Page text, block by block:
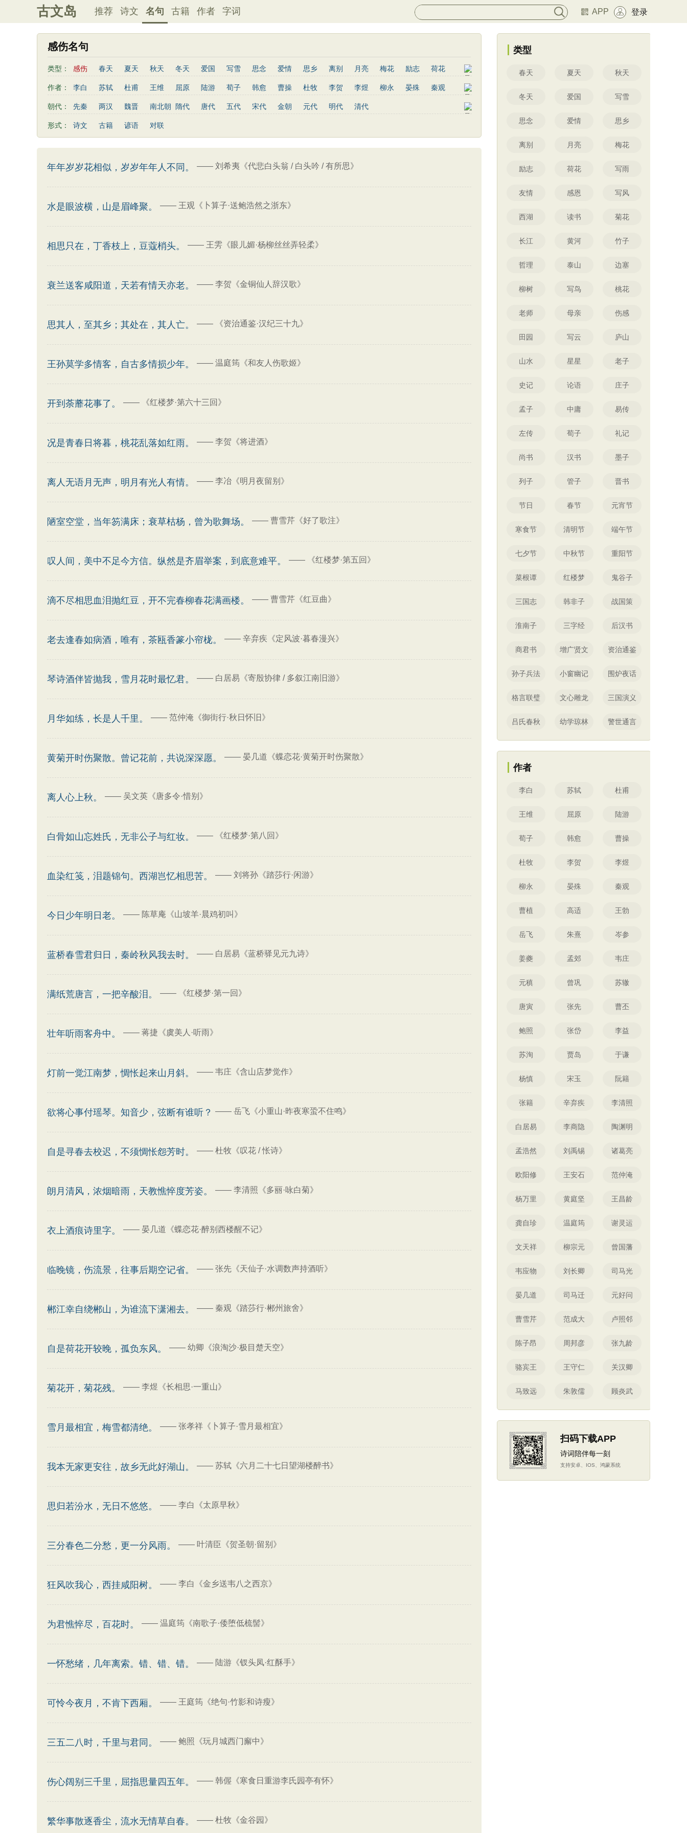
古文岛 推荐 诗文 名句 古籍 作者 字词 APP 登录
感伤名句
类型： 感伤 春天 夏天 秋天 冬天 爱国 写雪 思念 爱情 思乡 离别 月亮 梅花 励志
荷花
写雨
友情 感恩 写风 西湖 读书 菊花 长江 黄河 竹子 哲理 泰山 边塞 柳树
写鸟
清明节
端午节 七夕节
警世通言
作者： 李白 苏轼 杜甫 王维 屈原 陆游 荀子 韩愈 曹操 杜牧 李贺 李煜 柳永 晏殊
秦观
曹植
高适 王勃 岳飞 朱熹 岑参 姜夔 孟郊 韦庄 元稹 曾巩 苏辙
谢灵运
文天祥 柳宗元 曾国藩 韦应物 刘长卿 司马光 晏几道 司马迁 元好问 曹雪芹
范成大
卢照邻
陈子昂 周邦彦 张九龄 骆宾王 王守仁 关汉卿 马致远 朱敦儒
朝代： 先秦 两汉 魏晋 南北朝 隋代 唐代 五代 宋代 金朝 元代 明代 清代
形式： 诗文 古籍 谚语 对联
年年岁岁花相似，岁岁年年人不同。 —— 刘希夷《代悲白头翁 / 白头吟 / 有所思》
水是眼波横，山是眉峰聚。 —— 王观《卜算子·送鲍浩然之浙东》
相思只在，丁香枝上，豆蔻梢头。 —— 王雱《眼儿媚·杨柳丝丝弄轻柔》
衰兰送客咸阳道，天若有情天亦老。 —— 李贺《金铜仙人辞汉歌》
思其人，至其乡；其处在，其人亡。 —— 《资治通鉴·汉纪三十九》
王孙莫学多情客，自古多情损少年。 —— 温庭筠《和友人伤歌姬》
开到荼蘼花事了。 —— 《红楼梦·第六十三回》
况是青春日将暮，桃花乱落如红雨。 —— 李贺《将进酒》
离人无语月无声，明月有光人有情。 —— 李冶《明月夜留别》
陋室空堂，当年笏满床；衰草枯杨，曾为歌舞场。 —— 曹雪芹《好了歌注》
叹人间，美中不足今方信。纵然是齐眉举案，到底意难平。 —— 《红楼梦·第五回》
滴不尽相思血泪抛红豆，开不完春柳春花满画楼。 —— 曹雪芹《红豆曲》
老去逢春如病酒，唯有，茶瓯香篆小帘栊。 —— 辛弃疾《定风波·暮春漫兴》
琴诗酒伴皆抛我，雪月花时最忆君。 —— 白居易《寄殷协律 / 多叙江南旧游》
月华如练，长是人千里。 —— 范仲淹《御街行·秋日怀旧》
黄菊开时伤聚散。曾记花前，共说深深愿。 —— 晏几道《蝶恋花·黄菊开时伤聚散》
离人心上秋。 —— 吴文英《唐多令·惜别》
白骨如山忘姓氏，无非公子与红妆。 —— 《红楼梦·第八回》
血染红笺，泪题锦句。西湖岂忆相思苦。 —— 刘将孙《踏莎行·闲游》
今日少年明日老。 —— 陈草庵《山坡羊·晨鸡初叫》
蓝桥春雪君归日，秦岭秋风我去时。 —— 白居易《蓝桥驿见元九诗》
满纸荒唐言，一把辛酸泪。 —— 《红楼梦·第一回》
壮年听雨客舟中。 —— 蒋捷《虞美人·听雨》
灯前一觉江南梦，惆怅起来山月斜。 —— 韦庄《含山店梦觉作》
欲将心事付瑶琴。知音少，弦断有谁听？ —— 岳飞《小重山·昨夜寒蛩不住鸣》
自是寻春去校迟，不须惆怅怨芳时。 —— 杜牧《叹花 / 怅诗》
朗月清风，浓烟暗雨，天教憔悴度芳姿。 —— 李清照《多丽·咏白菊》
衣上酒痕诗里字。 —— 晏几道《蝶恋花·醉别西楼醒不记》
临晚镜，伤流景，往事后期空记省。 —— 张先《天仙子·水调数声持酒听》
郴江幸自绕郴山，为谁流下潇湘去。 —— 秦观《踏莎行·郴州旅舍》
自是荷花开较晚，孤负东风。 —— 幼卿《浪淘沙·极目楚天空》
菊花开，菊花残。 —— 李煜《长相思·一重山》
雪月最相宜，梅雪都清绝。 —— 张孝祥《卜算子·雪月最相宜》
我本无家更安往，故乡无此好湖山。 —— 苏轼《六月二十七日望湖楼醉书》
思归若汾水，无日不悠悠。 —— 李白《太原早秋》
三分春色二分愁，更一分风雨。 —— 叶清臣《贺圣朝·留别》
狂风吹我心，西挂咸阳树。 —— 李白《金乡送韦八之西京》
为君憔悴尽，百花时。 —— 温庭筠《南歌子·倭堕低梳髻》
一怀愁绪，几年离索。错、错、错。 —— 陆游《钗头凤·红酥手》
可怜今夜月，不肯下西厢。 —— 王庭筠《绝句·竹影和诗瘦》
三五二八时，千里与君同。 —— 鲍照《玩月城西门廨中》
伤心阔别三千里，屈指思量四五年。 —— 韩偓《寒食日重游李氏园亭有怀》
繁华事散逐香尘，流水无情草自春。 —— 杜牧《金谷园》
类型
春天 夏天 秋天
冬天 爱国 写雪
思念 爱情 思乡
离别 月亮 梅花
励志 荷花 写雨
友情 感恩 写风
西湖 读书 菊花
长江 黄河 竹子
哲理 泰山 边塞
柳树 写鸟 桃花
老师 母亲 伤感
田园 写云 庐山
山水 星星 老子
史记 论语 庄子
孟子 中庸 易传
左传 荀子 礼记
尚书 汉书 墨子
列子 管子 晋书
节日 春节 元宵节
寒食节 清明节 端午节
七夕节 中秋节 重阳节
菜根谭 红楼梦 鬼谷子
三国志 韩非子 战国策
淮南子 三字经 后汉书
商君书 增广贤文 资治通鉴
孙子兵法 小窗幽记 围炉夜话
格言联璧 文心雕龙 三国演义
吕氏春秋 幼学琼林 警世通言
作者
李白 苏轼 杜甫
王维 屈原 陆游
荀子 韩愈 曹操
杜牧 李贺 李煜
柳永 晏殊 秦观
曹植 高适 王勃
岳飞 朱熹 岑参
姜夔 孟郊 韦庄
元稹 曾巩 苏辙
唐寅 张先 曹丕
鲍照 张岱 李益
苏洵 贾岛 于谦
杨慎 宋玉 阮籍
张籍 辛弃疾 李清照
白居易 李商隐 陶渊明
孟浩然 刘禹锡 诸葛亮
欧阳修 王安石 范仲淹
杨万里 黄庭坚 王昌龄
龚自珍 温庭筠 谢灵运
文天祥 柳宗元 曾国藩
韦应物 刘长卿 司马光
晏几道 司马迁 元好问
曹雪芹 范成大 卢照邻
陈子昂 周邦彦 张九龄
骆宾王 王守仁 关汉卿
马致远 朱敦儒 顾炎武
扫码下载APP
诗词陪伴每一刻
支持安卓、IOS、鸿蒙系统